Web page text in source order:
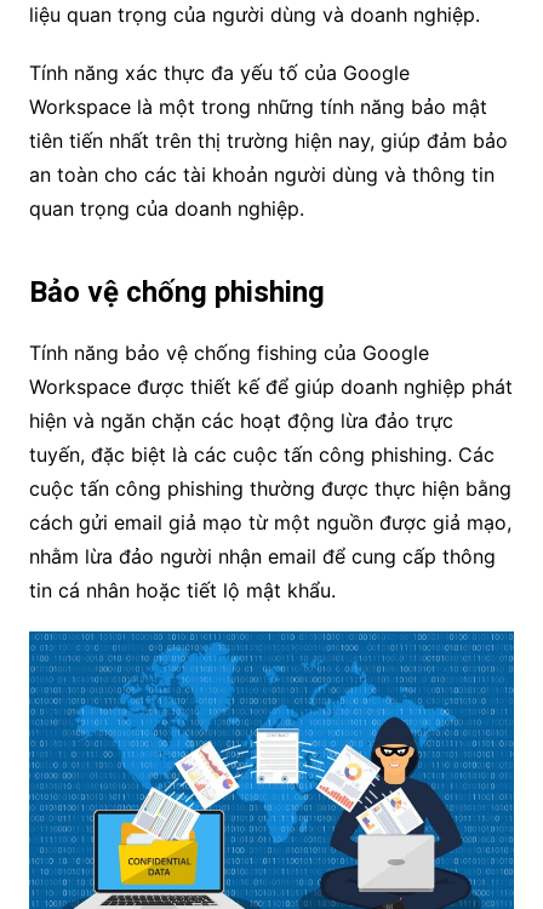
liệu quan trọng của người dùng và doanh nghiệp.
Tính năng xác thực đa yếu tố của Google
Workspace là một trong những tính năng bảo mật
tiên tiến nhất trên thị trường hiện nay, giúp đảm bảo
an toàn cho các tài khoản người dùng và thông tin
quan trọng của doanh nghiệp.
Bảo vệ chống phishing
Tính năng bảo vệ chống fishing của Google
Workspace được thiết kế để giúp doanh nghiệp phát
hiện và ngăn chặn các hoạt động lừa đảo trực
tuyến, đặc biệt là các cuộc tấn công phishing. Các
cuộc tấn công phishing thường được thực hiện bằng
cách gửi email giả mạo từ một nguồn được giả mạo,
nhằm lừa đảo người nhận email để cung cấp thông
tin cá nhân hoặc tiết lộ mật khẩu.